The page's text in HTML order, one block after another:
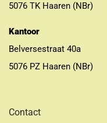
5076 TK Haaren (NBr)
Kantoor
Belversestraat 40a
5076 PZ Haaren (NBr)
Contact